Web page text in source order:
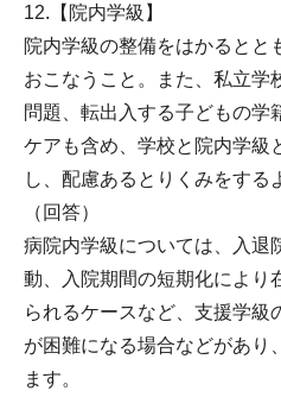
12.【院内学級】
院内学級の整備をはかるとと
おこなうこと。また、私立学
問題、転出入する子どもの学
ケアも含め、学校と院内学級
し、配慮あるとりくみをする
（回答）
病院内学級については、入退
動、入院期間の短期化により
られるケースなど、支援学級
が困難になる場合などがあり
ます。